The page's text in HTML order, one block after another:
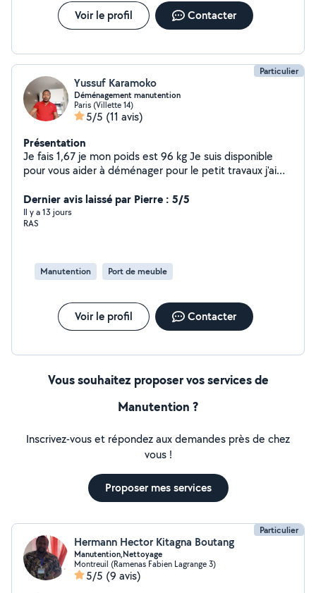
Voir le profil Contacter
Particulier
Yussuf Karamoko
Déménagement manutention
Paris (Villette 14)
5/5 (11 avis)
Présentation
Je fais 1,67 je mon poids est 96 kg Je suis disponible
pour vous aider à déménager pour le petit travaux j'ai
à me contacter merci
Dernier avis laissé par Pierre : 5/5
Il y a 13 jours
RAS
Manutention Port de meuble
Voir le profil Contacter
Vous souhaitez proposer vos services de
Manutention ?
Inscrivez-vous et répondez aux demandes près de chez
vous !
Proposer mes services
Particulier
Hermann Hector Kitagna Boutang
Manutention,Nettoyage
Montreuil (Ramenas Fabien Lagrange 3)
5/5 (9 avis)